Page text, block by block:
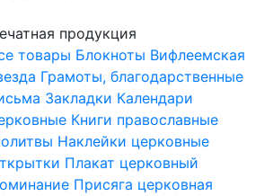
продукция
товары Блокноты Вифлеемская
Грамоты, благодарственные
Закладки Календари
Книги православные
Наклейки церковные
Плакат церковный
Присяга церковная